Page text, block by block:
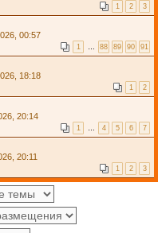
1 2 3
00:57
1 … 88 89 90 91
18:18
1 2
20:14
1 … 4 5 6 7
20:11
1 2 3